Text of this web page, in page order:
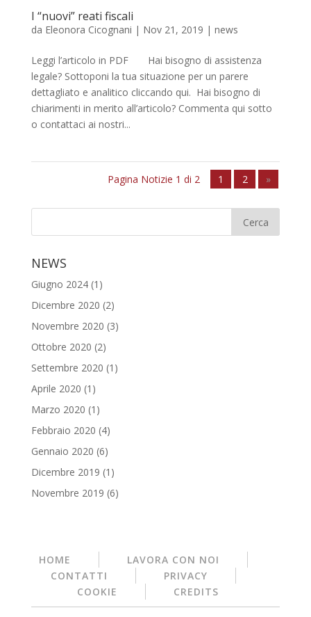
I “nuovi” reati fiscali
da Eleonora Cicognani | Nov 21, 2019 | news
Leggi l’articolo in PDF Hai bisogno di assistenza
legale? Sottoponi la tua situazione per un parere
dettagliato e analitico cliccando qui. Hai bisogno di
chiarimenti in merito all’articolo? Commenta qui sotto
o contattaci ai nostri...
Pagina Notizie 1 di 2 1 2 »
NEWS
Giugno 2024(1)
Dicembre 2020 (2)
Novembre 2020 (3)
Ottobre 2020 (2)
Settembre 2020 (1)
Aprile 2020 (1)
Marzo 2020 (1)
Febbraio 2020 (4)
Gennaio 2020 (6)
Dicembre 2019 (1)
Novembre 2019 (6)
HOME
LAVORA CON NOI
CONTATTI
PRIVACY
COOKIE
CREDITS